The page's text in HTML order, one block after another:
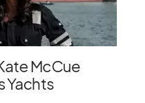
McCue
Yachts